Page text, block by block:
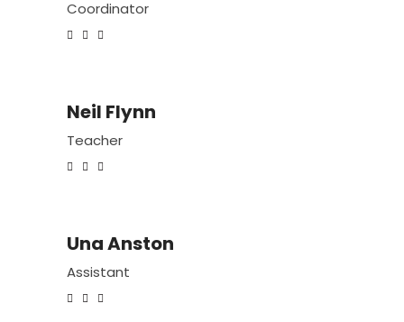
Coordinator
Neil Flynn
Teacher
Una Anston
Assistant